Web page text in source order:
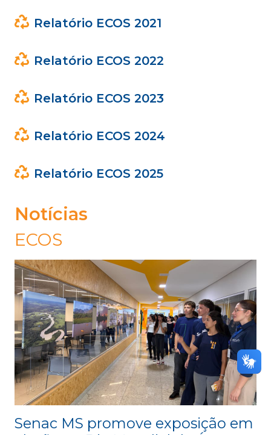
Relatório ECOS 2021
Relatório ECOS 2022
Relatório ECOS 2023
Relatório ECOS 2024
Relatório ECOS 2025
Notícias
ECOS
Senac MS promove exposição em